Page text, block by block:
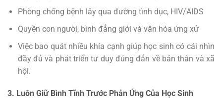
Phòng chống bệnh lây qua đường tình dục, HIV/AIDS
Quyền con người, bình đẳng giới và văn hóa ứng xử
Việc bao quát nhiều khía cạnh giúp học sinh có cái nhìn
đầy đủ và phát triển tư duy đúng đắn về bản thân và xã
hội.
3. Luôn Giữ Bình Tĩnh Trước Phản Ứng Của Học Sinh